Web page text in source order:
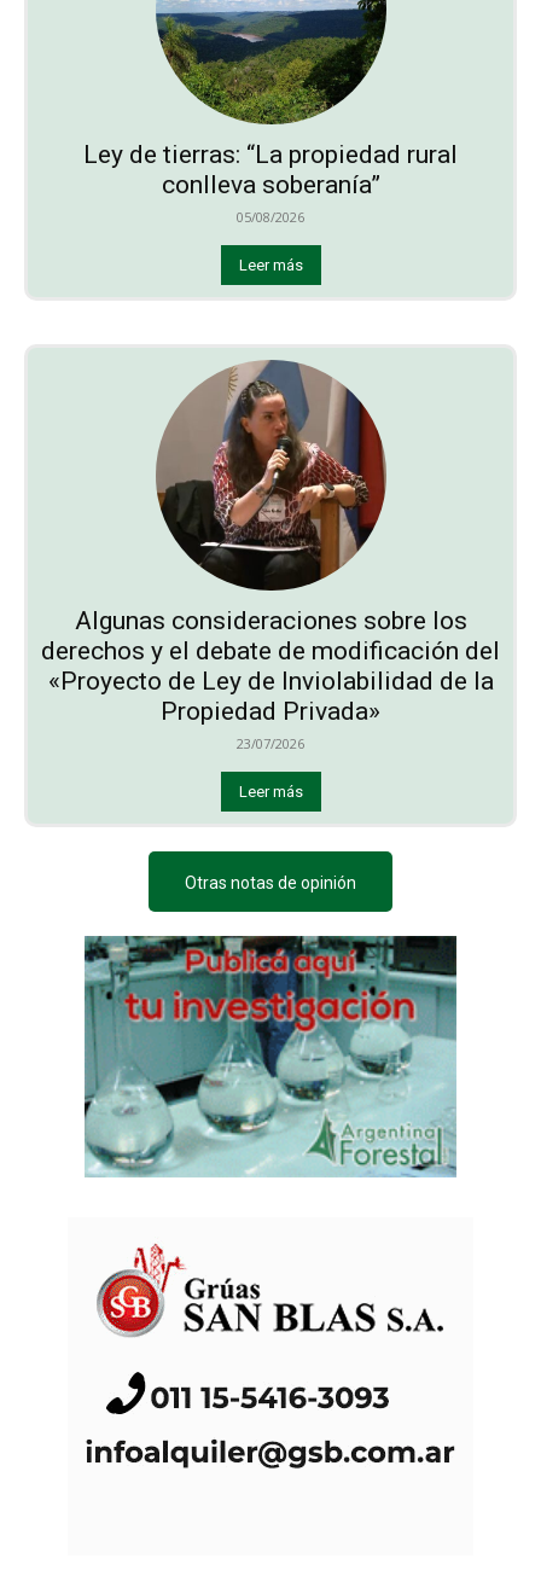
Ley de tierras: “La propiedad rural
conlleva soberanía”
05/08/2026
Leer más
Algunas consideraciones sobre los
derechos y el debate de modificación del
«Proyecto de Ley de Inviolabilidad de la
Propiedad Privada»
23/07/2026
Leer más
Otras notas de opinión